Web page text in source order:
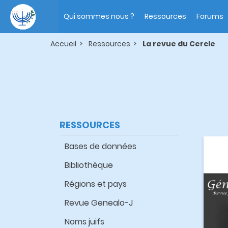
contenu
principal
navigation
Qui sommes nous ? Ressources Forums
Accueil Ressources La revue du Cercle
RESSOURCES
Bases de données
Bibliothèque
Régions et pays
Revue Genealo-J
Noms juifs